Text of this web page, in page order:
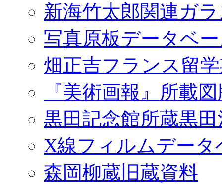
新海竹太郎関連ガ
写真原板データベ
畑正吉フランス留
『美術画報』所載
黒田記念館所蔵黒
X線フィルムデータ
森岡柳蔵旧蔵資料